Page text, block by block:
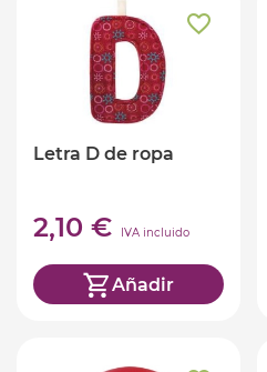
Letra D de ropa
2,10 € IVA incluido
Añadir